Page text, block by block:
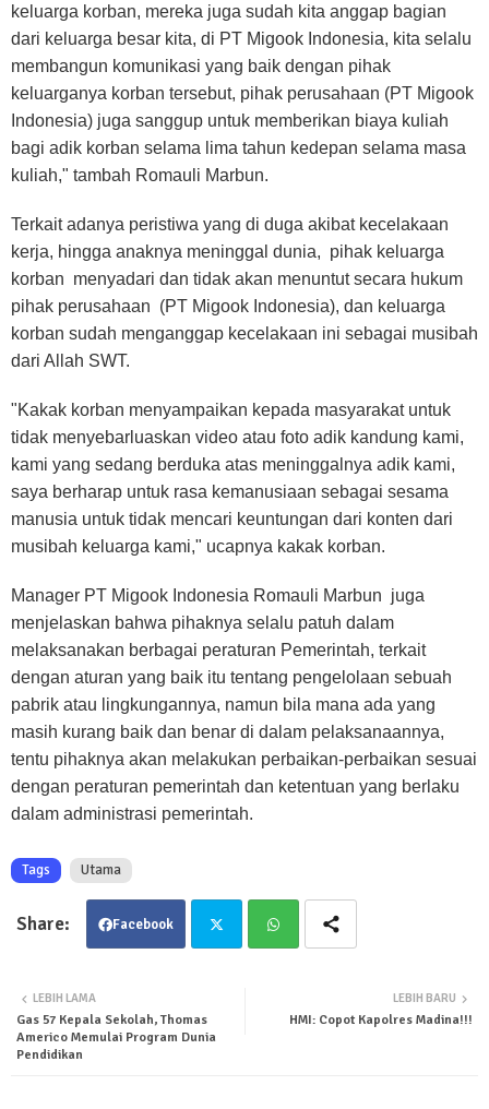
keluarga korban, mereka juga sudah kita anggap bagian
dari keluarga besar kita, di PT Migook Indonesia, kita selalu
membangun komunikasi yang baik dengan pihak
keluarganya korban tersebut, pihak perusahaan (PT Migook
Indonesia) juga sanggup untuk memberikan biaya kuliah
bagi adik korban selama lima tahun kedepan selama masa
kuliah," tambah Romauli Marbun.
Terkait adanya peristiwa yang di duga akibat kecelakaan
kerja, hingga anaknya meninggal dunia, pihak keluarga
korban menyadari dan tidak akan menuntut secara hukum
pihak perusahaan (PT Migook Indonesia), dan keluarga
korban sudah menganggap kecelakaan ini sebagai musibah
dari Allah SWT.
"Kakak korban menyampaikan kepada masyarakat untuk
tidak menyebarluaskan video atau foto adik kandung kami,
kami yang sedang berduka atas meninggalnya adik kami,
saya berharap untuk rasa kemanusiaan sebagai sesama
manusia untuk tidak mencari keuntungan dari konten dari
musibah keluarga kami," ucapnya kakak korban.
Manager PT Migook Indonesia Romauli Marbun juga
menjelaskan bahwa pihaknya selalu patuh dalam
melaksanakan berbagai peraturan Pemerintah, terkait
dengan aturan yang baik itu tentang pengelolaan sebuah
pabrik atau lingkungannya, namun bila mana ada yang
masih kurang baik dan benar di dalam pelaksanaannya,
tentu pihaknya akan melakukan perbaikan-perbaikan sesuai
dengan peraturan pemerintah dan ketentuan yang berlaku
dalam administrasi pemerintah.
Tags Utama
Facebook
LEBIH BARU
HMI: Copot Kapolres Madina!!!
LEBIH LAMA
Gas 57 Kepala Sekolah, Thomas
Americo Memulai Program Dunia
Pendidikan